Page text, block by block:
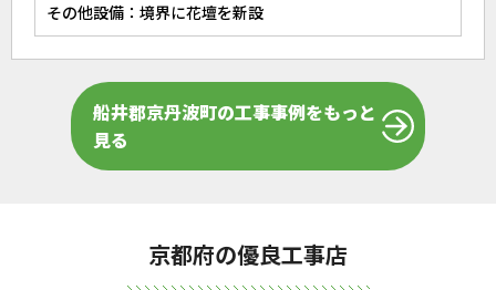
その他設備：境界に花壇を新設
船井郡京丹波町の工事事例をもっと
見る
京都府の優良工事店